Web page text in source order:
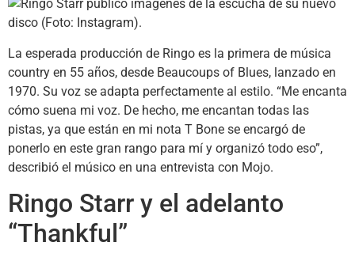
La esperada producción de Ringo es la primera de música
country en 55 años, desde Beaucoups of Blues, lanzado en
1970. Su voz se adapta perfectamente al estilo. “Me encanta
cómo suena mi voz. De hecho, me encantan todas las
pistas, ya que están en mi nota T Bone se encargó de
ponerlo en este gran rango para mí y organizó todo eso”,
describió el músico en una entrevista con Mojo.
Ringo Starr y el adelanto
“Thankful”